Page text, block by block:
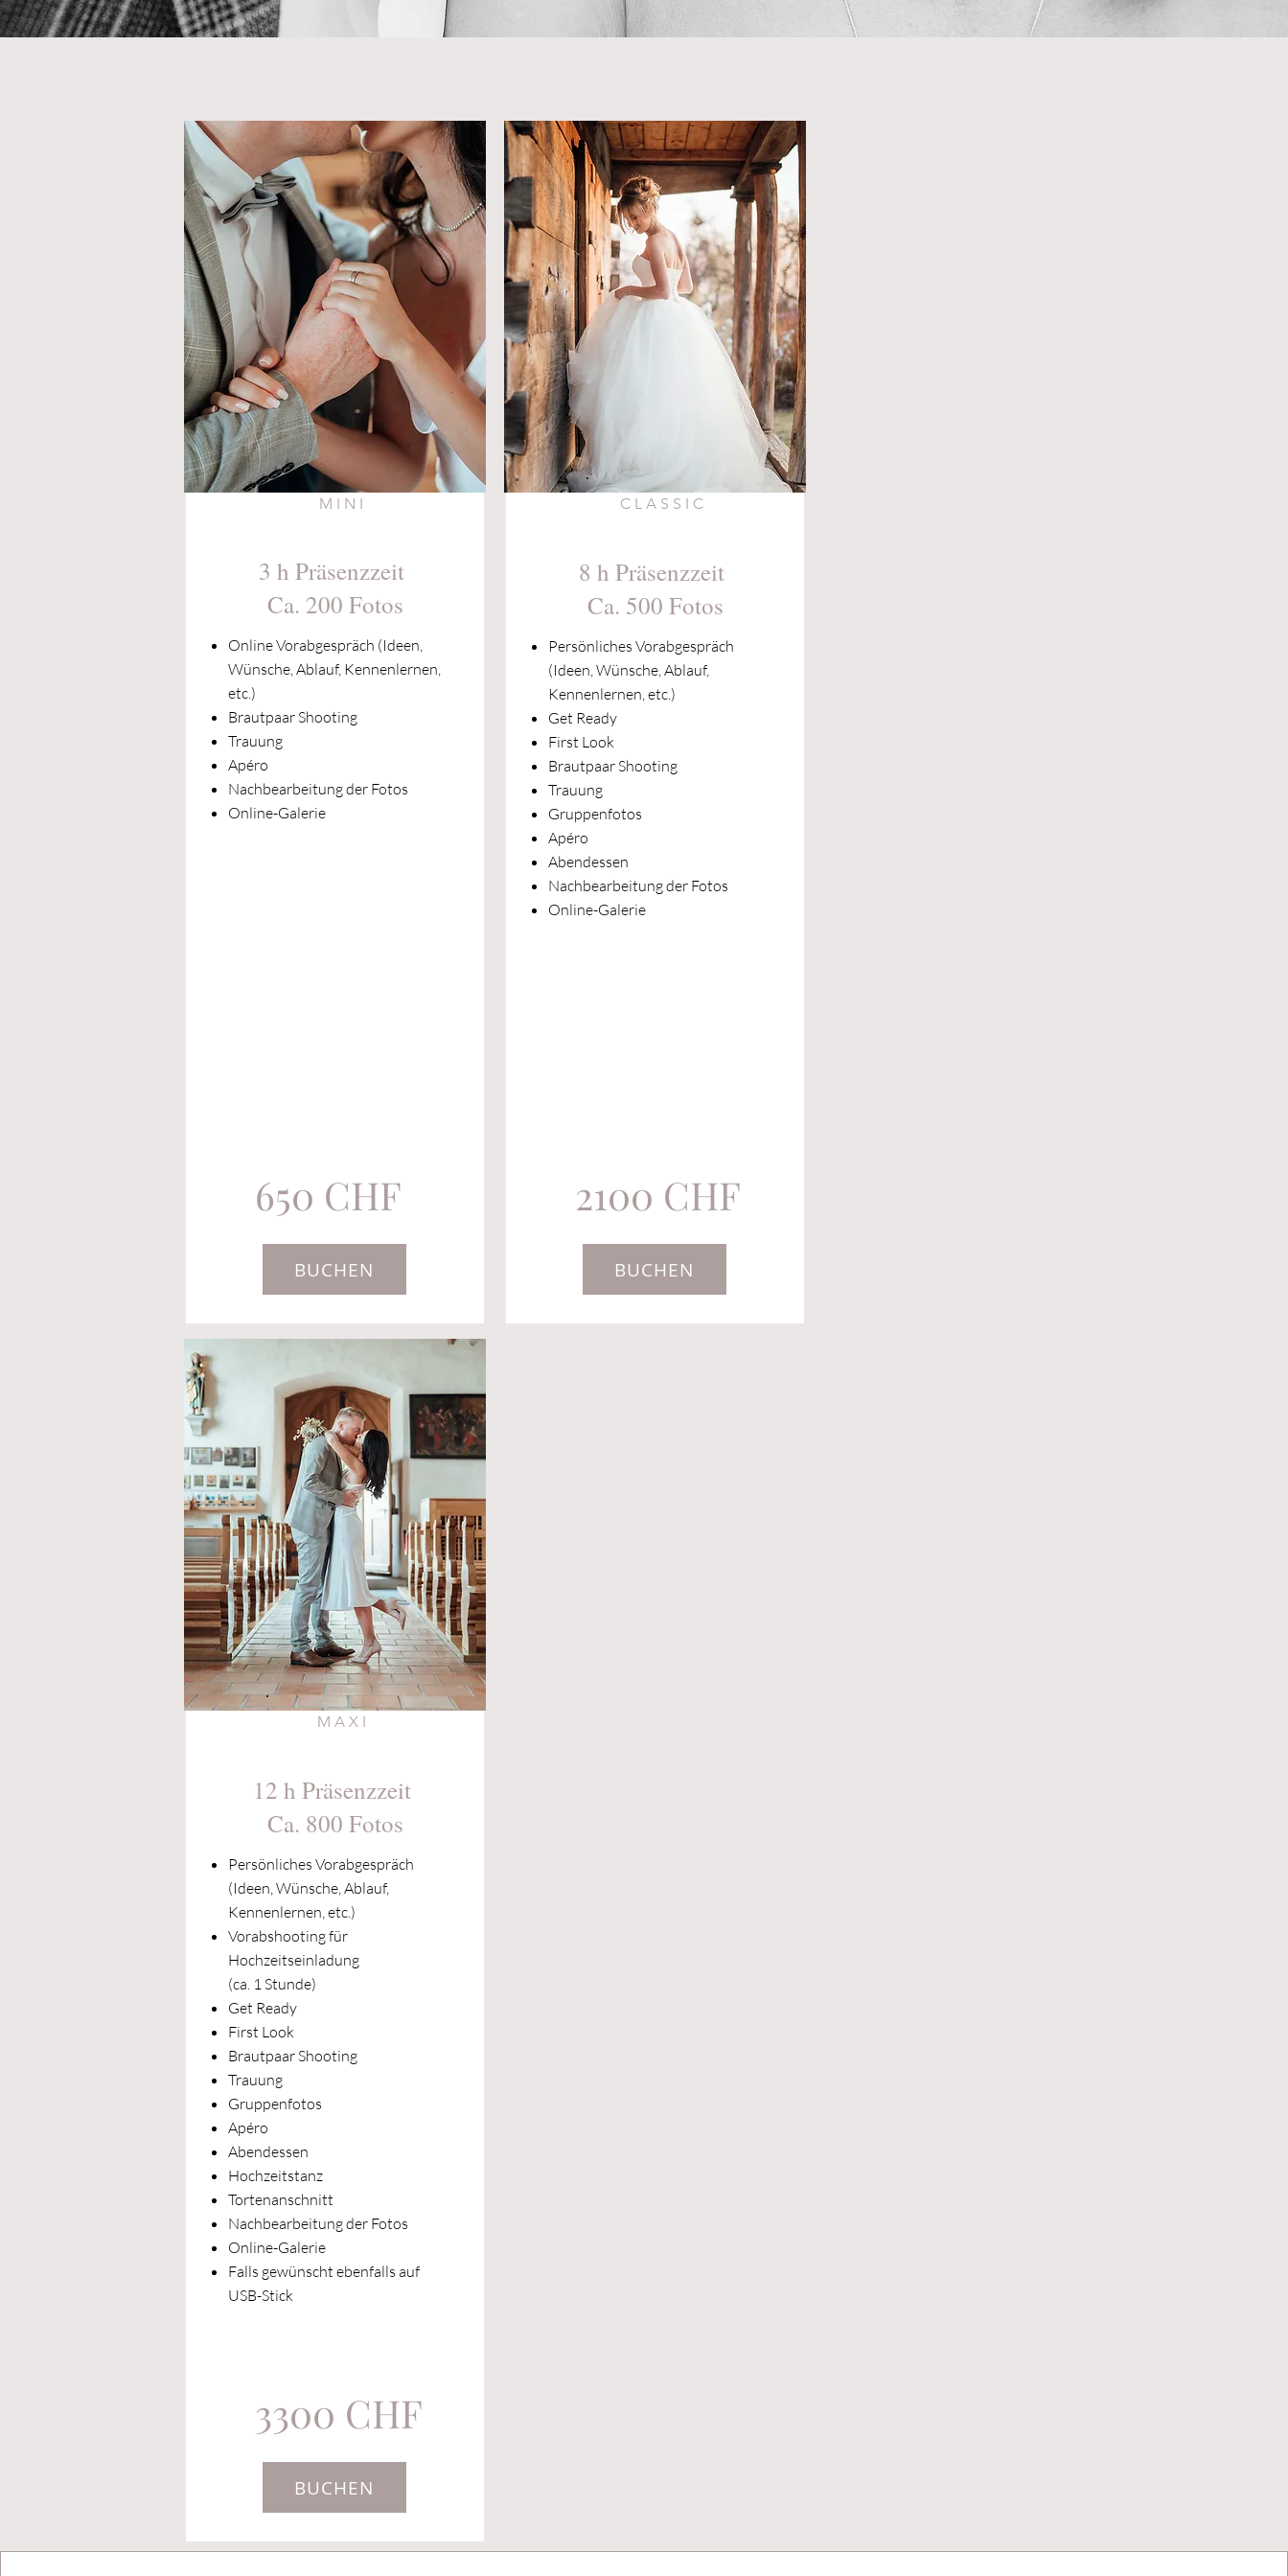
MINI
3 h Präsenzzeit
Ca. 200 Fotos
Online Vorabgespräch (Ideen,
Wünsche, Ablauf, Kennenlernen,
etc.)
Brautpaar Shooting
Trauung
Apéro
Nachbearbeitung der Fotos
Online-Galerie
650 CHF
BUCHEN
CLASSIC
8 h Präsenzzeit
Ca. 500 Fotos
Persönliches Vorabgespräch
(Ideen, Wünsche, Ablauf,
Kennenlernen, etc.)
Get Ready
First Look
Brautpaar Shooting
Trauung
Gruppenfotos
Apéro
Abendessen
Nachbearbeitung der Fotos
Online-Galerie
2100 CHF
BUCHEN
MAXI
12 h Präsenzzeit
Ca. 800 Fotos
Persönliches Vorabgespräch
(Ideen, Wünsche, Ablauf,
Kennenlernen, etc.)
Vorabshooting für
Hochzeitseinladung
(ca. 1 Stunde)
Get Ready
First Look
Brautpaar Shooting
Trauung
Gruppenfotos
Apéro
Abendessen
Hochzeitstanz
Tortenanschnitt
Nachbearbeitung der Fotos
Online-Galerie
Falls gewünscht ebenfalls auf
USB-Stick
3300 CHF
BUCHEN